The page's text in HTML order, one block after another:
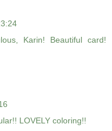
Karin! Beautiful card!
LOVELY coloring!!